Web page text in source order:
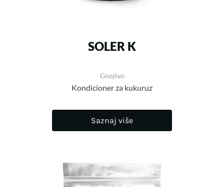
SOLER K
Gnojivo
Kondicioner za kukuruz
Saznaj više